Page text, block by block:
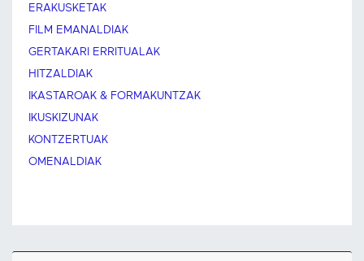
ERAKUSKETAK
FILM EMANALDIAK
GERTAKARI ERRITUALAK
HITZALDIAK
IKASTAROAK & FORMAKUNTZAK
IKUSKIZUNAK
KONTZERTUAK
OMENALDIAK